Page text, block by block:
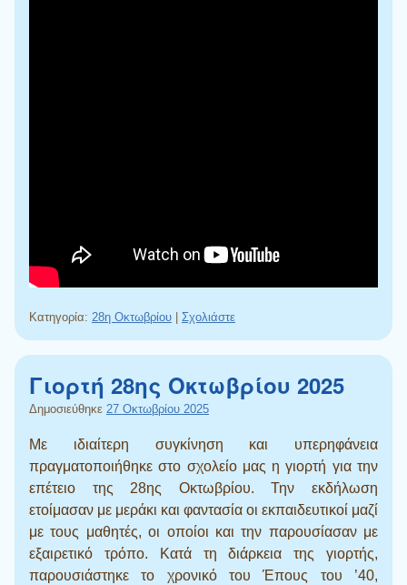
Κατηγορία: 28η Οκτωβρίου Σχολιάστε
Γιορτή 28ης Οκτωβρίου 2025
Δημοσιεύθηκε 27 Οκτωβρίου 2025
Με ιδιαίτερη συγκίνηση και υπερηφάνεια
πραγματοποιήθηκε στο σχολείο μας η γιορτή για την
επέτειο της 28ης Οκτωβρίου. Την εκδήλωση
ετοίμασαν με μεράκι και φαντασία οι εκπαιδευτικοί μαζί
με τους μαθητές, οι οποίοι και την παρουσίασαν με
εξαιρετικό τρόπο. Κατά τη διάρκεια της γιορτής,
παρουσιάστηκε το χρονικό του Έπους του ’40,